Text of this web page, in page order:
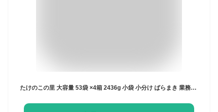
たけのこの里 大容量 53袋 ×4箱 2436g 小袋 小分け ばらまき 業務用 明治 きのこの山 は含みません コストコ 通販 送料無料